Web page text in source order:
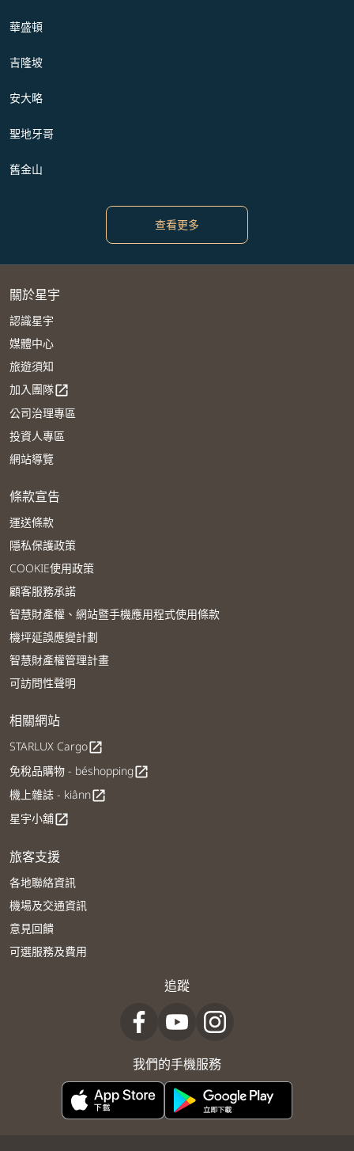
華盛頓
吉隆坡
安大略
聖地牙哥
舊金山
查看更多
關於星宇
認識星宇
媒體中心
旅遊須知
加入團隊open_in_new
公司治理專區
投資人專區
網站導覽
條款宣告
運送條款
隱私保護政策
COOKIE使用政策
顧客服務承諾
智慧財產權、網站暨手機應用程式使用條款
機坪延誤應變計劃
智慧財產權管理計畫
可訪問性聲明
相關網站
STARLUX Cargoopen_in_new
免稅品購物 - béshoppingopen_in_new
機上雜誌 - kiânnopen_in_new
星宇小舖open_in_new
旅客支援
各地聯絡資訊
機場及交通資訊
意見回饋
可選服務及費用
追蹤
我們的手機服務